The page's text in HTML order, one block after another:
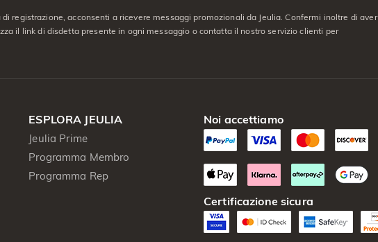
registrazione, acconsenti a ricevere messaggi promozionali da Jeulia. Confermi inoltre di aver
il link di disdetta presente in ogni messaggio o contatta il nostro servizio clienti per
ESPLORA JEULIA
Jeulia Prime
Programma Membro
Programma Rep
Noi accettiamo
Certificazione sicura